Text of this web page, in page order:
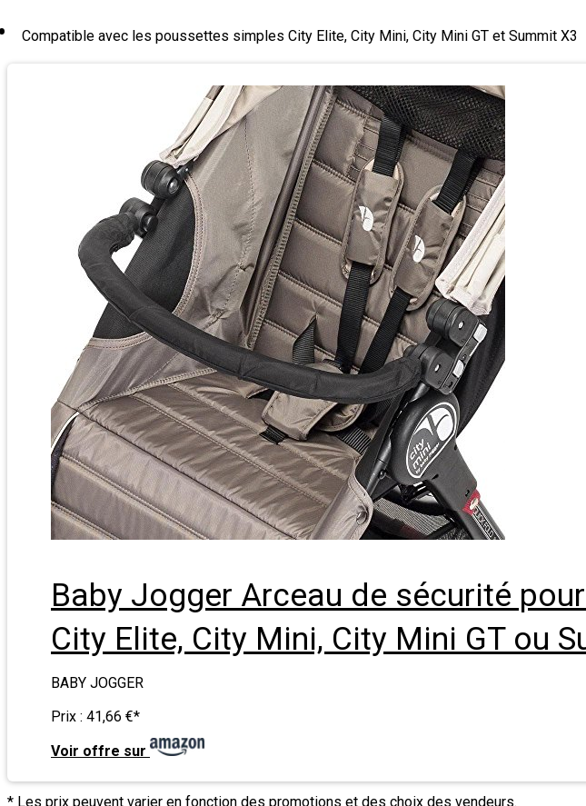
Compatible avec les poussettes simples City Elite, City Mini, City Mini GT et Summit X3
Baby Jogger Arceau de sécurité
City Elite, City Mini, City Mini GT ou
BABY JOGGER
Prix : 41,66 €*
Voir offre sur
* Les prix peuvent varier en fonction des promotions et des choix des vendeurs.